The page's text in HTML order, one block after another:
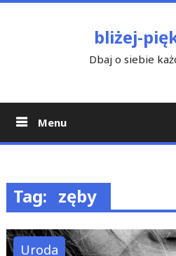
bliżej-
Dbaj o siebie
Menu
Tag: zęby
Uroda